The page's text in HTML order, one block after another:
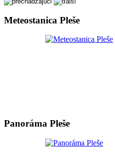
Meteostanica Pleše
Panoráma Pleše